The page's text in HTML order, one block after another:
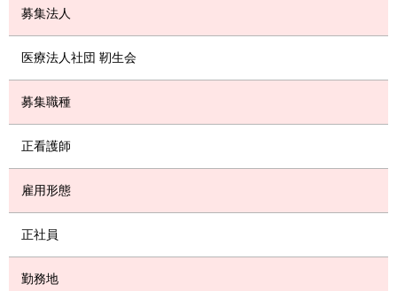
募集法人
医療法人社団 靭生会
募集職種
正看護師
雇用形態
正社員
勤務地